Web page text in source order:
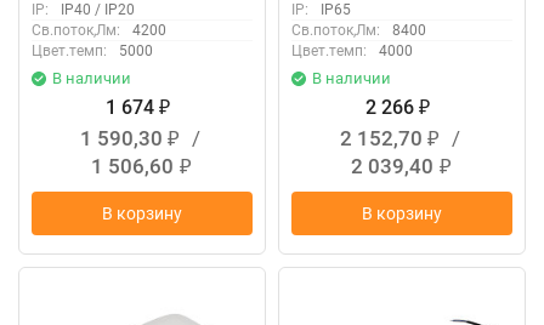
IP:
IP40 / IP20
Св.поток,Лм:
4200
Цвет.темп:
5000
В наличии
1 674 ₽
1 590,30 ₽
/
1 506,60 ₽
В корзину
IP:
IP65
Св.поток,Лм:
8400
Цвет.темп:
4000
В наличии
2 266 ₽
2 152,70 ₽
/
2 039,40 ₽
В корзину